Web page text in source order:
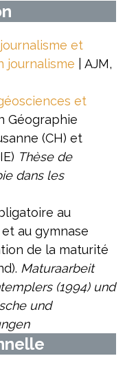
et
journalisme | AJM,
et
Géographie
(CH) et
Thèse de
dans les
au
au gymnase
de la maturité
Maturaarbeit
(1994) und
und